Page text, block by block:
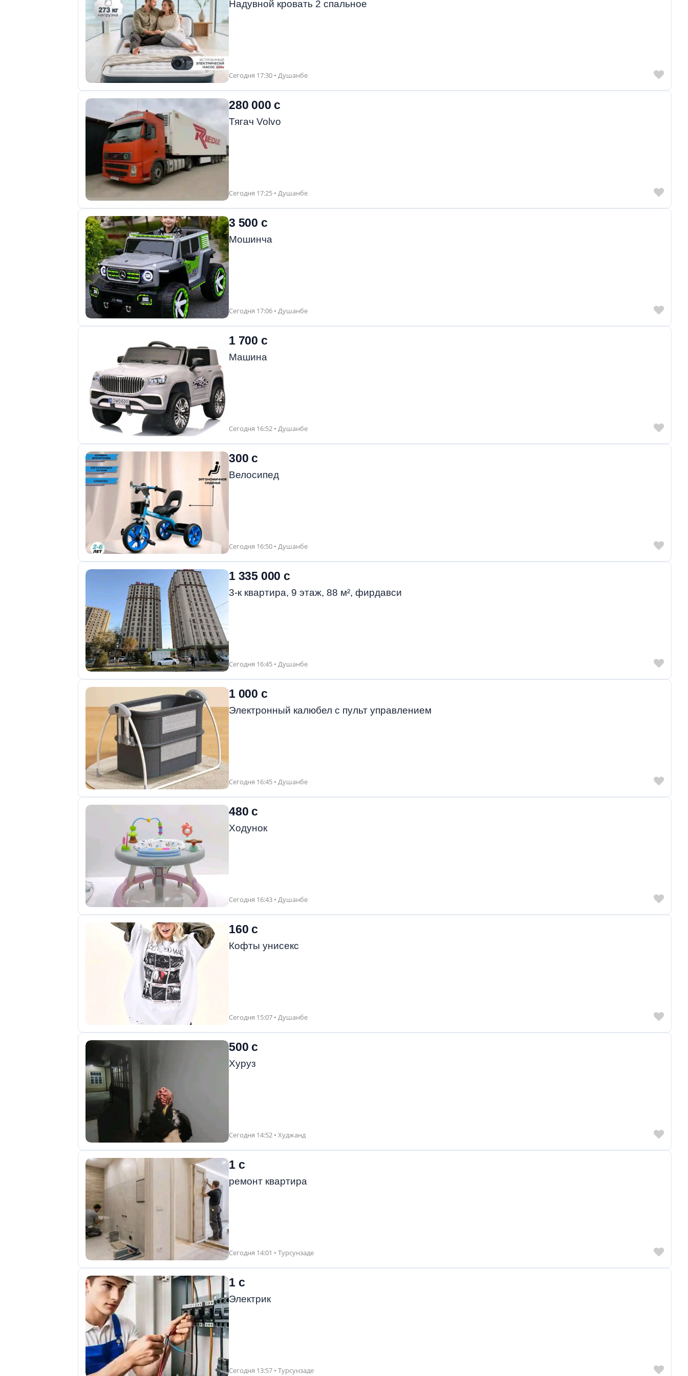
Надувной кровать 2 спальное
Сегодня 17:30 • Душанбе
280 000 с
Тягач Volvo
Сегодня 17:25 • Душанбе
3 500 с
Мошинча
Сегодня 17:06 • Душанбе
1 700 с
Машина
Сегодня 16:52 • Душанбе
300 с
Велосипед
Сегодня 16:50 • Душанбе
1 335 000 с
3-к квартира, 9 этаж, 88 м², фирдавси
Сегодня 16:45 • Душанбе
1 000 с
Электронный калюбел с пульт управлением
Сегодня 16:45 • Душанбе
480 с
Ходунок
Сегодня 16:43 • Душанбе
160 с
Кофты унисекс
Сегодня 15:07 • Душанбе
500 с
Хуруз
Сегодня 14:52 • Худжанд
1 с
ремонт квартира
Сегодня 14:01 • Турсунзаде
1 с
Электрик
Сегодня 13:57 • Турсунзаде